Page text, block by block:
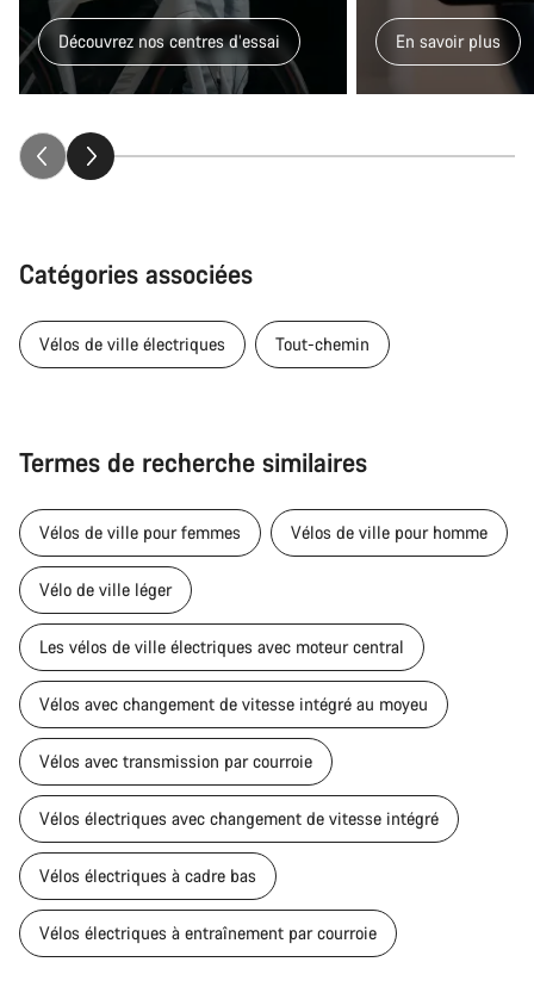
Découvrez nos centres d’essai En savoir plus
Catégories associées
Vélos de ville électriques Tout-chemin
Termes de recherche similaires
Vélos de ville pour femmes Vélos de ville pour homme
Vélo de ville léger
Les vélos de ville électriques avec moteur central
Vélos avec changement de vitesse intégré au moyeu
Vélos avec transmission par courroie
Vélos électriques avec changement de vitesse intégré
Vélos électriques à cadre bas
Vélos électriques à entraînement par courroie